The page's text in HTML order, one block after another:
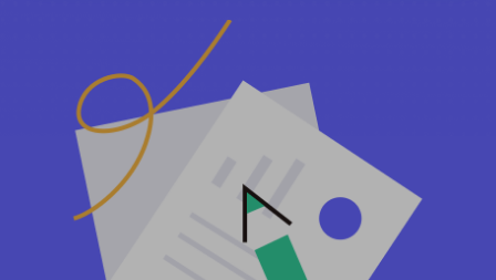
Proxy ISP de longa duração
Agente de data center estático
Proxy ISP de longa duração
Proteção da marca
Monitoramento de SEO
Verificação de anúncios
Programa de afiliados
Parceiros
FERRAMENTAS GRATUITAS
Verificador de proxy
AJUDA
Perguntas frequentes
Blogue
Português
中文
English
Aproveitar 77% de desconto e aja agora!
Residencial $0/GB $0/dia ilimitado